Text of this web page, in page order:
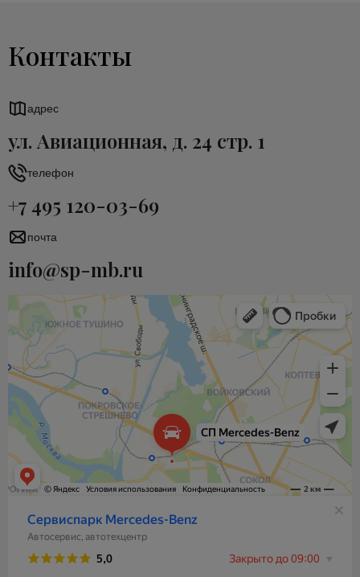
Контакты
адрес
ул. Авиационная, д. 24 стр. 1
телефон
+7 495 120-03-69
почта
info@sp-mb.ru